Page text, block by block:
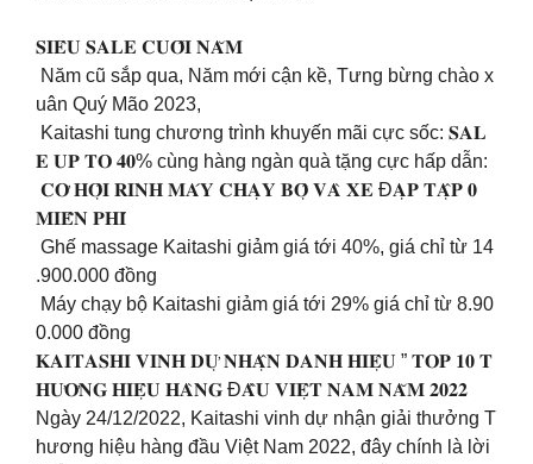
𝐒𝐈𝐄̂𝐔 𝐒𝐀𝐋𝐄 𝐂𝐔𝐎̂́𝐈 𝐍𝐀̆𝐌
Năm cũ sắp qua, Năm mới cận kề, Tưng bừng chào x
uân Quý Mão 2023,
Kaitashi tung chương trình khuyến mãi cực sốc: 𝐒𝐀𝐋
𝐄 𝐔𝐏 𝐓𝐎 𝟒𝟎% cùng hàng ngàn quà tặng cực hấp dẫn:
𝐂𝐎̛ 𝐇𝐎̣̂𝐈 𝐑𝐈𝐍𝐇 𝐌𝐀́𝐘 𝐂𝐇𝐀̣𝐘 𝐁𝐎̣̂ 𝐕𝐀̀ 𝐗𝐄 Đ𝐀̣𝐏 𝐓𝐀̣̂𝐏 𝟎
𝐌𝐈𝐄̂̃𝐍 𝐏𝐇𝐈́
Ghế massage Kaitashi giảm giá tới 40%, giá chỉ từ 14
.900.000 đồng
Máy chạy bộ Kaitashi giảm giá tới 29% giá chỉ từ 8.90
0.000 đồng
𝐊𝐀𝐈𝐓𝐀𝐒𝐇𝐈 𝐕𝐈𝐍𝐇 𝐃𝐔̛̣ 𝐍𝐇𝐀̣̂𝐍 𝐃𝐀𝐍𝐇 𝐇𝐈𝐄̣̂𝐔 ” 𝐓𝐎𝐏 𝟏𝟎 𝐓
𝐇𝐔̛𝐎̛𝐍𝐆 𝐇𝐈𝐄̣̂𝐔 𝐇𝐀̀𝐍𝐆 Đ𝐀̂̀𝐔 𝐕𝐈𝐄̣̂𝐓 𝐍𝐀𝐌 𝐍𝐀̆𝐌 𝟐𝟎𝟐𝟐
Ngày 24/12/2022, Kaitashi vinh dự nhận giải thưởng T
hương hiệu hàng đầu Việt Nam 2022, đây chính là lời